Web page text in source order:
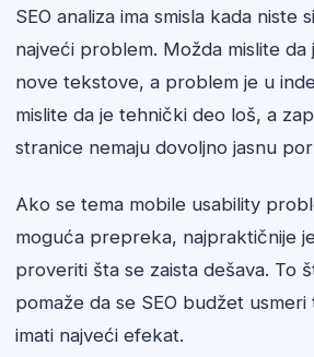
SEO analiza ima smisla kada niste
najveći problem. Možda mislite
nove tekstove, a problem je u
mislite da je tehnički deo loš, a
stranice nemaju dovoljno jasnu
Ako se tema mobile usability
moguća prepreka, najpraktičnije
proveriti šta se zaista dešava. To
pomaže da se SEO budžet
imati najveći efekat.